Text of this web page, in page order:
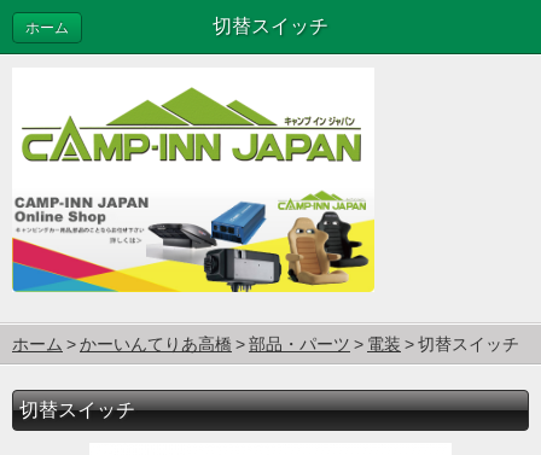
切替スイッチ
ホーム
ホーム かーいんてりあ高橋 部品・パーツ 電装 切替スイッチ
切替スイッチ